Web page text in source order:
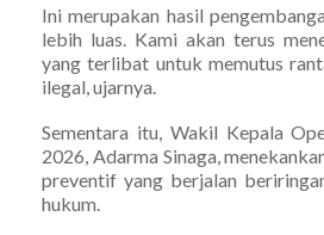
Ini merupakan hasil
lebih luas. Kami akan terus
yang terlibat untuk memutus
ilegal, ujarnya.
Sementara itu, Wakil Kepala
2026, Adarma Sinaga,
preventif yang berjalan
hukum.